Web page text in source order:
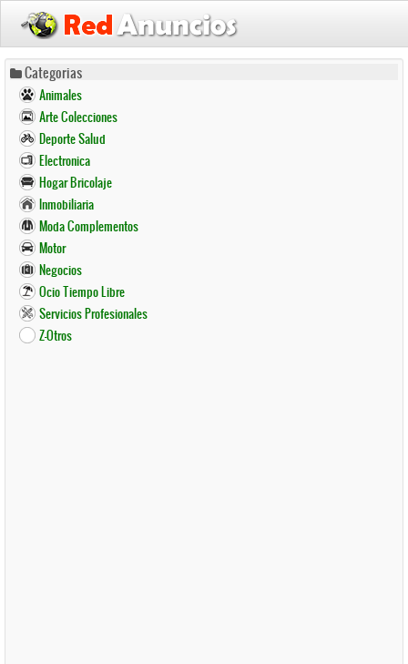
Pasar
contenido
principal
Categorias
Animales
Arte Colecciones
Deporte Salud
Electronica
Hogar Bricolaje
Inmobiliaria
Moda Complementos
Motor
Negocios
Ocio Tiempo Libre
Servicios Profesionales
Z-Otros